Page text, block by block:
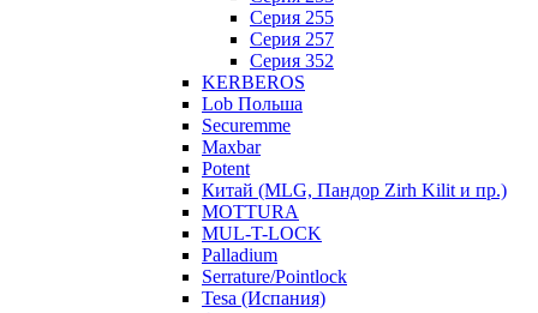
Серия 255
Серия 257
Серия 352
KERBEROS
Lob Польша
Securemme
Maxbar
Potent
Китай (MLG, Пандор Zirh Kilit и пр.)
MOTTURA
MUL-T-LOCK
Palladium
Serrature/Pointlock
Tesa (Испания)